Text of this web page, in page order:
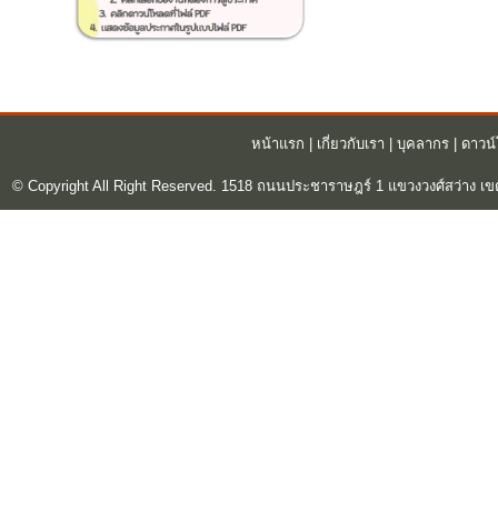
หน้าแรก เกี่ยวกับเรา บุคลากร| ดาว
© Copyright All Right Reserved. 1518 ถนนประชาราษฎร์ 1 แขวงวงศ์สว่าง